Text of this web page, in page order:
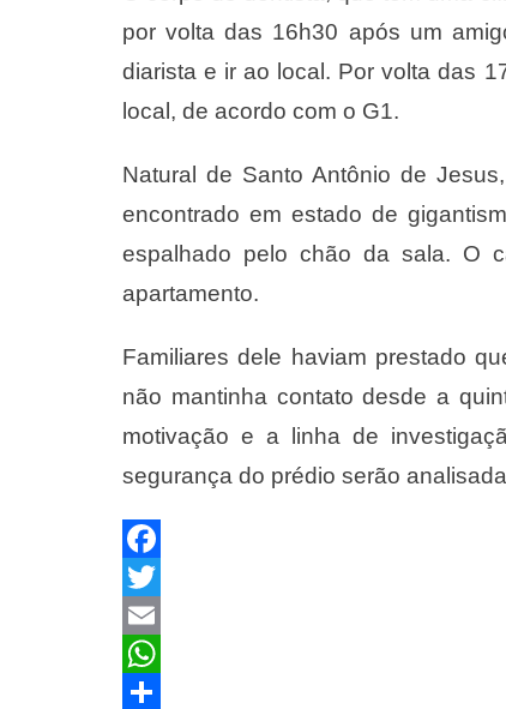
por volta das 16h30 após um
diarista e ir ao local. Por volta das
local, de acordo com o G1.
Natural de Santo Antônio de
encontrado em estado de
espalhado pelo chão da sala. O
apartamento.
Familiares dele haviam prestado
não mantinha contato desde a
motivação e a linha de
segurança do prédio serão
Facebook
Twitter
Email
WhatsApp